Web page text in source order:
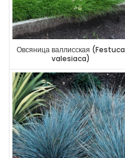
Овсяница валлисская (Festuca
valesiaca)